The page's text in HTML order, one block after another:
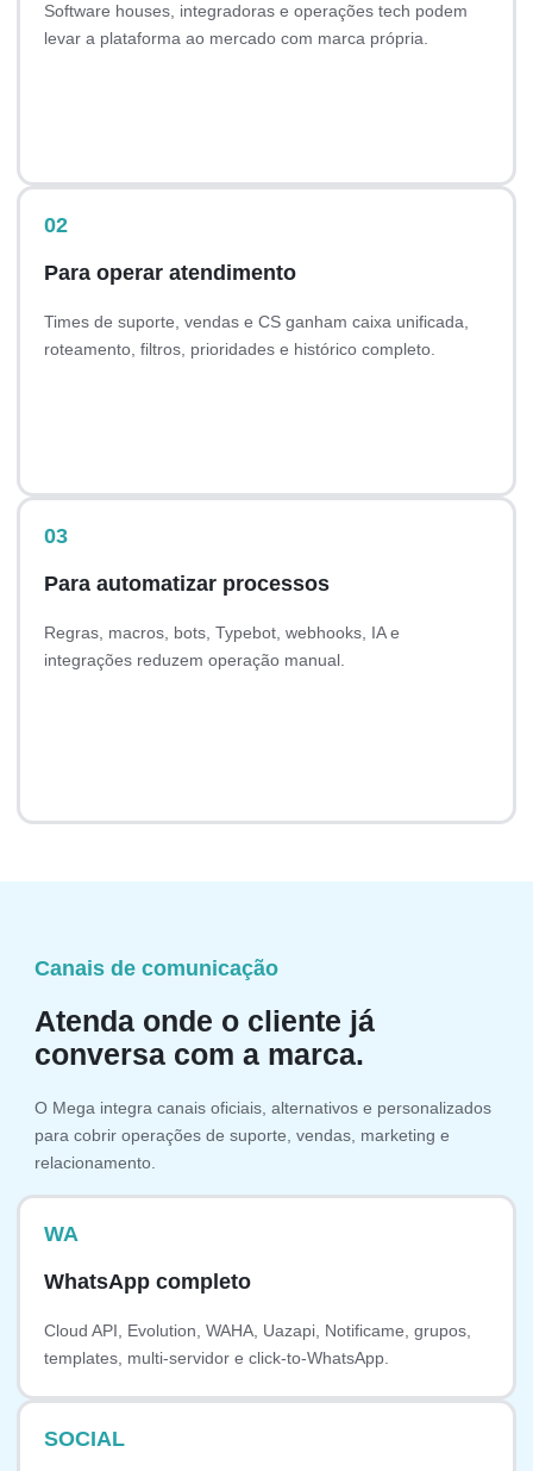
Software houses, integradoras e operações tech podem
levar a plataforma ao mercado com marca própria.
02
Para operar atendimento
Times de suporte, vendas e CS ganham caixa unificada,
roteamento, filtros, prioridades e histórico completo.
03
Para automatizar processos
Regras, macros, bots, Typebot, webhooks, IA e
integrações reduzem operação manual.
Canais de comunicação
Atenda onde o cliente já
conversa com a marca.
O Mega integra canais oficiais, alternativos e personalizados
para cobrir operações de suporte, vendas, marketing e
relacionamento.
WA
WhatsApp completo
Cloud API, Evolution, WAHA, Uazapi, Notificame, grupos,
templates, multi-servidor e click-to-WhatsApp.
SOCIAL